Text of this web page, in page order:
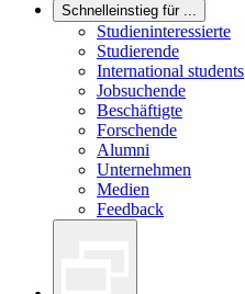
Schnelleinstieg für ...
Studieninteressierte
Studierende
International students
Jobsuchende
Beschäftigte
Forschende
Alumni
Unternehmen
Medien
Feedback